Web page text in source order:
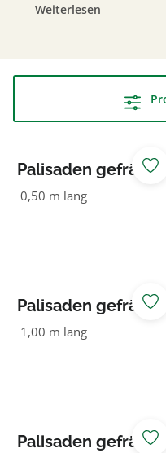
Weiterlesen
Palisaden gefräst
160 NADELHOLZ
0,50 m lang
Palisaden gefräst
160 NADELHOLZ
1,00 m lang
Palisaden gefräst